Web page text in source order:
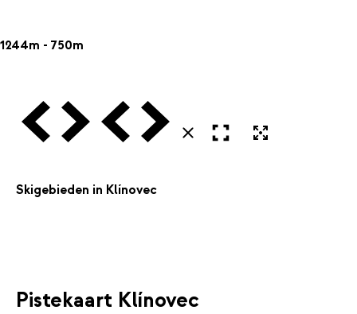
1244m - 750m
Vorige VolgendeVorige Volgende
SluitenOpen in volledig scherm
Skigebieden in Klínovec
Pistekaart Klínovec